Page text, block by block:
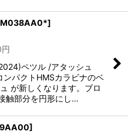
M038AA0*]
円
ペツル /アタッシュ
パクトHMSカラビナのベ
が新しくなります。ブロ
触部分を円形にし…
]